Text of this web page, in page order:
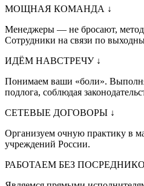
МОЩНАЯ КОМАНДА ↓
Менеджеры — не бросают,
Сотрудники на связи по
ИДЁМ НАВСТРЕЧУ ↓
Понимаем ваши «боли».
подлога, соблюдая
СЕТЕВЫЕ ДОГОВОРЫ ↓
Организуем очную практику в
учреждений России.
РАБОТАЕМ БЕЗ